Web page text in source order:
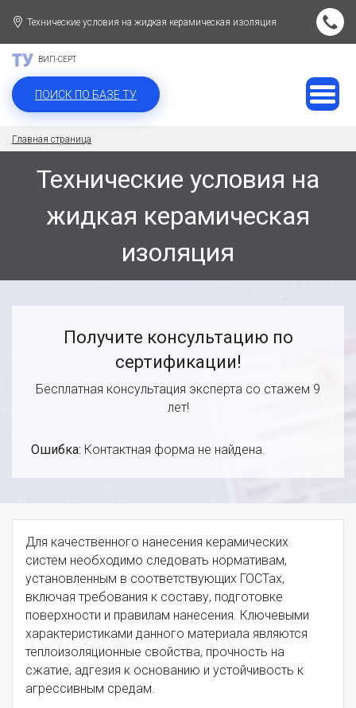
Технические условия на жидкая керамическая изоляция
ВИП-СЕРТ
ПОИСК ПО БАЗЕ ТУ
Главная страница
Технические условия на
жидкая керамическая
изоляция
Получите консультацию по
сертификации!
Бесплатная консультация эксперта со стажем 9
лет!
Ошибка: Контактная форма не найдена.
Для качественного нанесения керамических
систем необходимо следовать нормативам,
установленным в соответствующих ГОСТах,
включая требования к составу, подготовке
поверхности и правилам нанесения. Ключевыми
характеристиками данного материала являются
теплоизоляционные свойства, прочность на
сжатие, адгезия к основанию и устойчивость к
агрессивным средам.